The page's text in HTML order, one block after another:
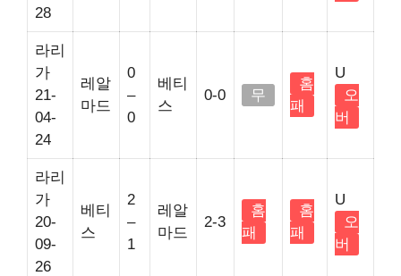
28
라리
가
21-
04-
24
레알
마드
0
–
0
베티
스
0-0 무
홈
패
U
오
버
라리
가
20-
09-
26
베티
스
2
–
1
레알
마드
2-3
홈
패
홈
패
U
오
버